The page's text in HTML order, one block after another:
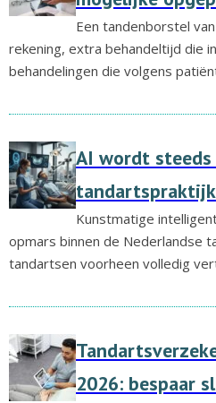
Een tandenborstel
rekening, extra behandeltijd die
behandelingen die volgens
AI wordt
tandartspraktijk
Kunstmatige
opmars binnen de Nederlandse
tandartsen voorheen volledig
2026: bespaar